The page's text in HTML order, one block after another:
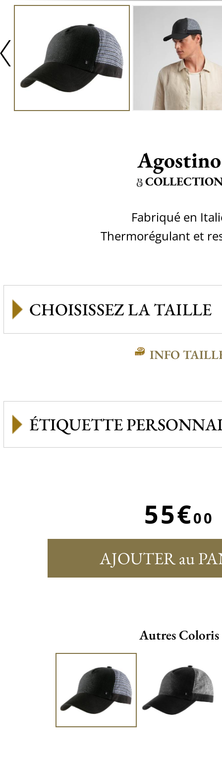
Agostino
Fabriqué en
Thermorégulant et
INFO
ÉTIQUETTE
55€00
AJOUTER au
Autres Coloris